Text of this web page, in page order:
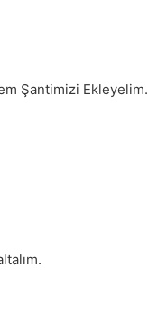
Şantimizi Ekleyelim.